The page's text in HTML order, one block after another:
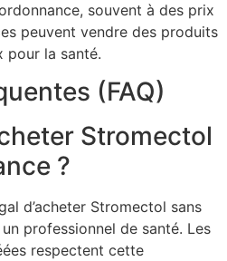
souvent à des prix
peuvent vendre des produits
pour la santé.
(FAQ)
Stromectol
?
d’acheter Stromectol sans
professionnel de santé. Les
respectent cette